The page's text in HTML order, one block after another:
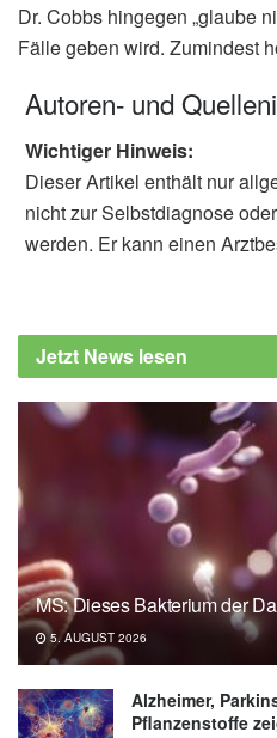
Dr. Cobbs hingegen „glaube
Fälle geben wird. Zumindest
Autoren- und
Wichtiger Hinweis:
Dieser Artikel enthält nur
nicht zur Selbstdiagnose
werden. Er kann einen
Jetzt News lesen
MS: Dieses Bakterium der
5. AUGUST 2026
Alzheimer,
Pflanzenstoffe